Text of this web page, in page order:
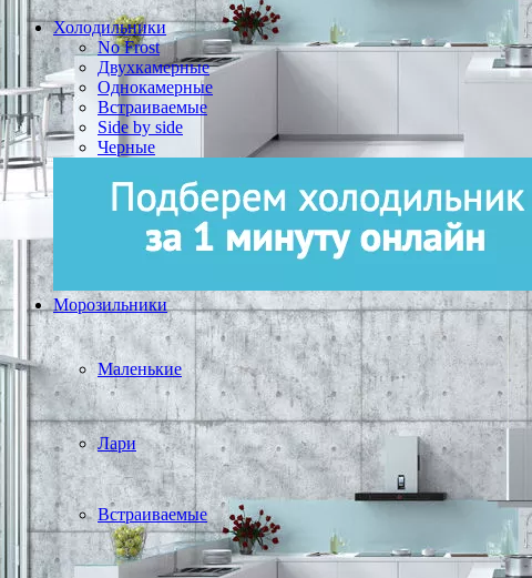
Холодильники
No Frost
Двухкамерные
Однокамерные
Встраиваемые
Side by side
Черные
Морозильники
Маленькие
Лари
Встраиваемые